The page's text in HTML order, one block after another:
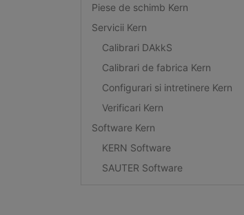
Piese de schimb Kern
Servicii Kern
Calibrari DAkkS
Calibrari de fabrica Kern
Configurari si intretinere Kern
Verificari Kern
Software Kern
KERN Software
SAUTER Software